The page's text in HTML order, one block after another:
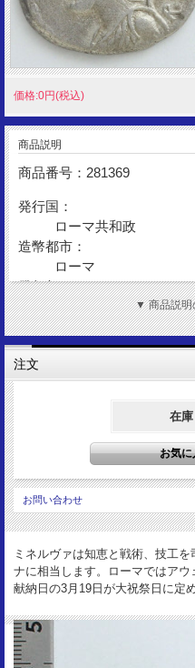
価格:0円(税込)
商品説明
商品番号：281369
発行国：
ローマ共和政
造幣都市：
ローマ
発行年：
BC100
額 面：
デナリウス
金 性：
ミネルヴァ女神
ビガのヴィクトリー
サイズ：
19mm
3.71g
資 料：
状 態：
▼ 商品説明
注文
在庫
お問い合わせ
ミネルヴァは知恵と戦術、技工
ナに相当します。ローマではアウ
献納日の3月19日が大祝祭日に定